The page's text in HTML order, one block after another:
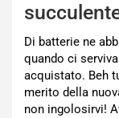
Di batterie ne
quando ci
acquistato. Beh
merito della
non ingolosirvi!